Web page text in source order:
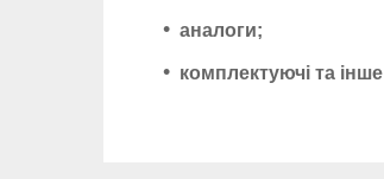
аналоги;
комплектуючі та інше